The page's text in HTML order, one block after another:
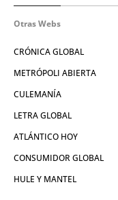
Otras Webs
CRÓNICA GLOBAL
METRÓPOLI ABIERTA
CULEMANÍA
LETRA GLOBAL
ATLÁNTICO HOY
CONSUMIDOR GLOBAL
HULE Y MANTEL